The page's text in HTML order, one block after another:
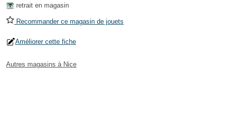
retrait en magasin
Recommander ce magasin de jouets
Améliorer cette fiche
Autres magasins à Nice